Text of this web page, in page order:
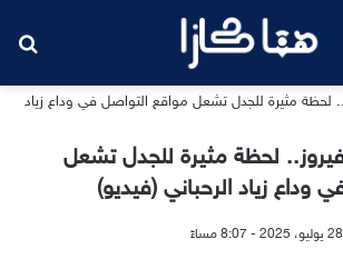
لحظة مثيرة للجدل تشعل
وداع زياد الرحباني (فيديو)
28 يوليو، 2025 - 8:07 مساءً